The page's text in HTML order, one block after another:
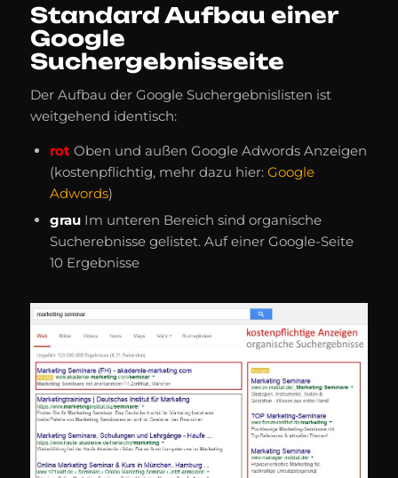
Standard Aufbau einer
Google
Suchergebnisseite
Der Aufbau der Google Suchergebnislisten ist
weitgehend identisch:
rot Oben und außen Google Adwords Anzeigen
(kostenpflichtig, mehr dazu hier: Google
Adwords)
grauIm unteren Bereich sind organische
Sucherebnisse gelistet. Auf einer Google-Seite
10 Ergebnisse